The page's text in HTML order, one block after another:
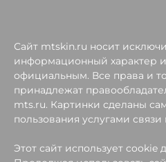
Сайт mtskin.ru носит
информационный характер и
официальным. Все права и
принадлежат
mts.ru. Картинки сделаны
пользования услугами
Этот сайт использует cookie